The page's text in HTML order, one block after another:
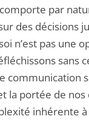
par
des décisions
n’est pas une
sans
communication
la portée de nos
inhérente